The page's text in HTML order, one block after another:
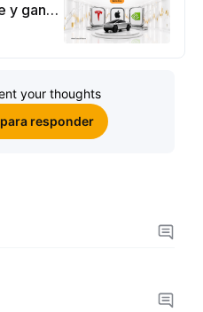
y gana
your thoughts
responder